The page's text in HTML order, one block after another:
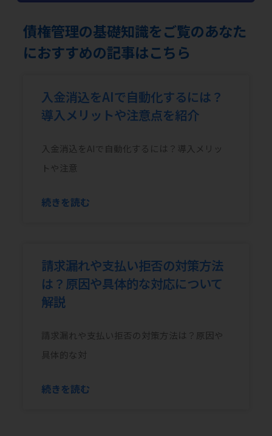
債権管理の基礎知識をご覧のあなた
におすすめの記事はこちら
入金消込をAIで自動化するには？
導入メリットや注意点を紹介
入金消込をAIで自動化するには？導入メリッ
トや注意
続きを読む
請求漏れや支払い拒否の対策方法
は？原因や具体的な対応について
解説
請求漏れや支払い拒否の対策方法は？原因や
具体的な対
続きを読む